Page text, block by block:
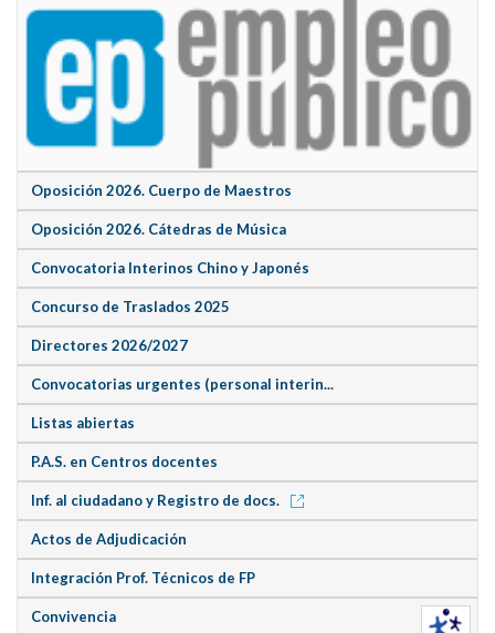
Oposición 2026. Cuerpo de Maestros
Oposición 2026. Cátedras de Música
Convocatoria Interinos Chino y Japonés
Concurso de Traslados 2025
Directores 2026/2027
Convocatorias urgentes (personal interin...
Listas abiertas
P.A.S. en Centros docentes
Inf. al ciudadano y Registro de docs.
Actos de Adjudicación
Integración Prof. Técnicos de FP
Convivencia